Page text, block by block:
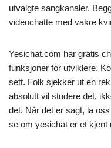
utvalgte sangkanaler.
videochatte med vakre
Yesichat.com har gratis
funksjoner for utviklere.
sett. Folk sjekker ut en
absolutt vil studere det,
det. Når det er sagt, la
se om yesichat er et kjent